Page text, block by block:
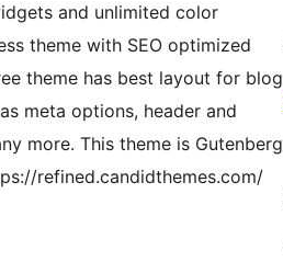
and unlimited color
theme with SEO optimized
theme has best layout for blog
meta options, header and
more. This theme is Gutenberg
refined.candidthemes.com/